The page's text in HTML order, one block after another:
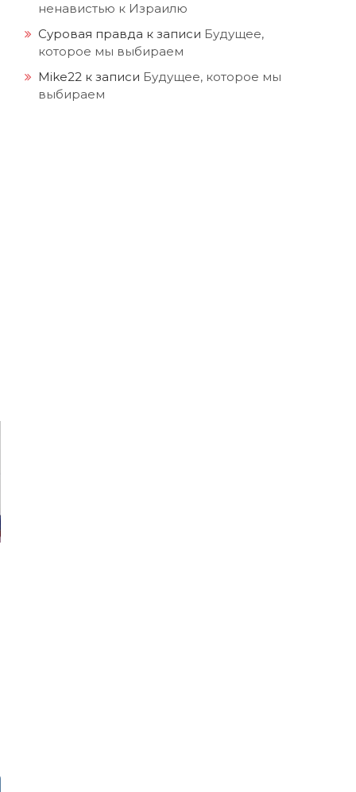
ненавистью к Израилю
Суровая правда к записи Будущее,
которое мы выбираем
Mike22 к записи Будущее, которое мы
выбираем